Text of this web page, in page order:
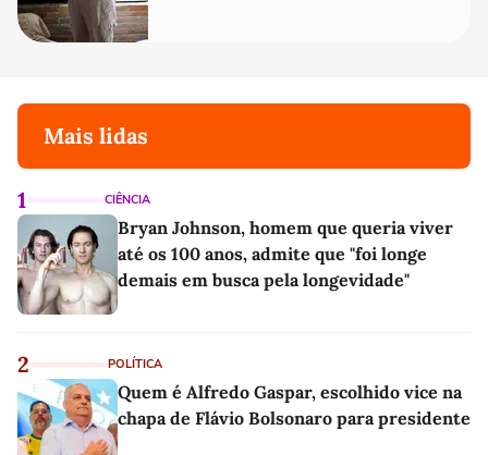
Mais lidas
1 CIÊNCIA
Bryan Johnson, homem que queria viver
até os 100 anos, admite que "foi longe
demais em busca pela longevidade"
2 POLÍTICA
Quem é Alfredo Gaspar, escolhido vice na
chapa de Flávio Bolsonaro para presidente